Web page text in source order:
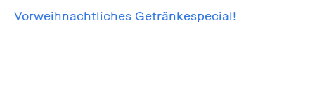
Vorweihnachtliches Getränkespecial!